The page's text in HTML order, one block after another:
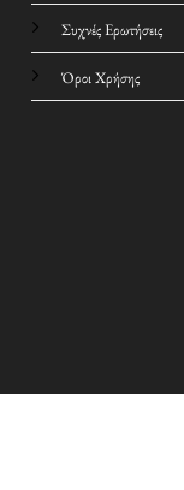
Συχνές Ερωτήσεις
Όροι Χρήσης